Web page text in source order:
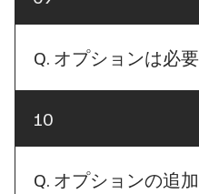
ます。 BRAIN PROTECT
すすめしません」とい
客様にとって最も安心で
ィをご提供することを大
めてカーセキュリティ
ご相談ください。
すすめすることはござい
お客様一人ひとりに合わ
ます。 「予算は○○万円
正スマートキーで便利に
すすめですが、お客様の
ンは異なります。アナ
ティ専用リモコンで操
のため、高い防犯性能
りません。一方で、純
ック・アンロックや各種
う可能性もあります。
Q. オプションは必
追加をおすすめしており
さん付ければ安心」と
切なのは、お客様のお
10
Q. オプションの追